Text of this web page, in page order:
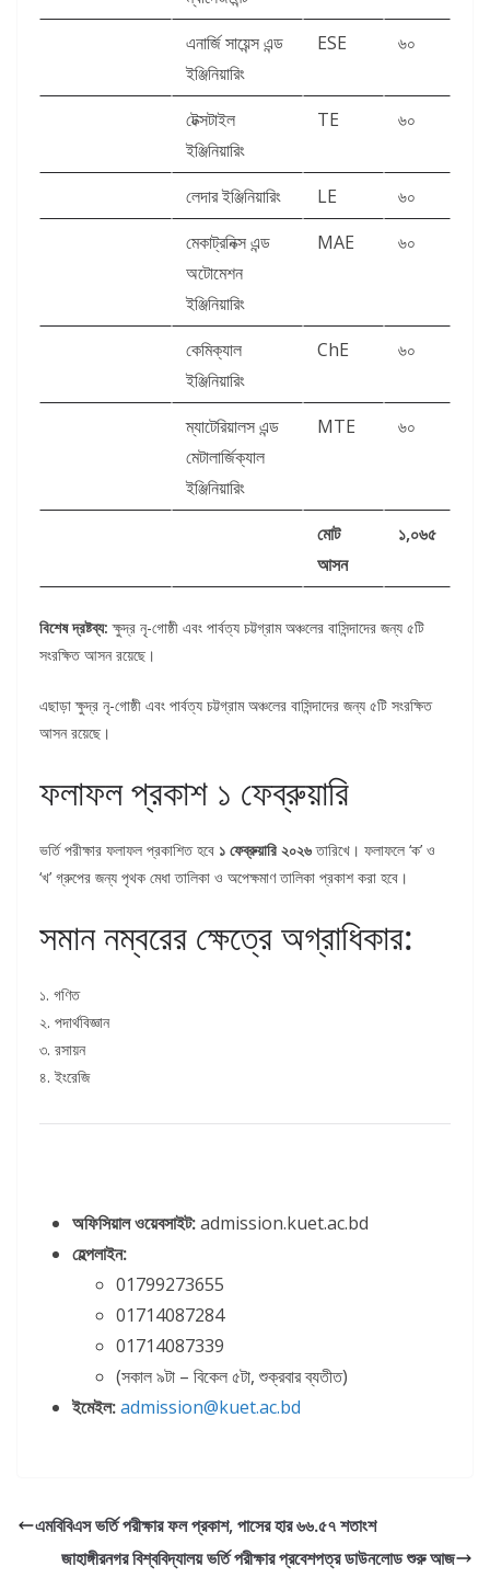
এনার্জি সায়েন্স এন্ড
ইঞ্জিনিয়ারিং
ESE ৬০
টেক্সটাইল
ইঞ্জিনিয়ারিং
TE ৬০
লেদার ইঞ্জিনিয়ারিং LE
৬০
মেকাট্রনিক্স এন্ড
অটোমেশন
ইঞ্জিনিয়ারিং
MAE ৬০
কেমিক্যাল
ইঞ্জিনিয়ারিং
ChE ৬০
ম্যাটেরিয়ালস এন্ড
মেটালার্জিক্যাল
ইঞ্জিনিয়ারিং
MTE ৬০
মোট
আসন
১,০৬৫
বিশেষ দ্রষ্টব্য: ক্ষুদ্র নৃ-গোষ্ঠী এবং পার্বত্য চট্টগ্রাম অঞ্চলের বাসিন্দাদের জন্য ৫টি
সংরক্ষিত আসন রয়েছে।
এছাড়া ক্ষুদ্র নৃ-গোষ্ঠী এবং পার্বত্য চট্টগ্রাম অঞ্চলের বাসিন্দাদের জন্য ৫টি সংরক্ষিত
আসন রয়েছে।
ফলাফল প্রকাশ ১ ফেব্রুয়ারি
ভর্তি পরীক্ষার ফলাফল প্রকাশিত হবে ১ ফেব্রুয়ারি ২০২৬তারিখে। ফলাফলে ‘ক’ ও
‘খ’ গ্রুপের জন্য পৃথক মেধা তালিকা ও অপেক্ষমাণ তালিকা প্রকাশ করা হবে।
সমান নম্বরের ক্ষেত্রে অগ্রাধিকার:
১. গণিত
২. পদার্থবিজ্ঞান
৩. রসায়ন
৪. ইংরেজি
অফিসিয়াল ওয়েবসাইট:admission.kuet.ac.bd
হেল্পলাইন:
01799273655
01714087284
01714087339
(সকাল ৯টা – বিকেল ৫টা, শুক্রবার ব্যতীত)
ইমেইল:admission@kuet.ac.bd
এমবিবিএস ভর্তি পরীক্ষার ফল প্রকাশ, পাসের হার ৬৬.৫৭ শতাংশ
জাহাঙ্গীরনগর বিশ্ববিদ্যালয় ভর্তি পরীক্ষার প্রবেশপত্র ডাউনলোড শুরু আজ